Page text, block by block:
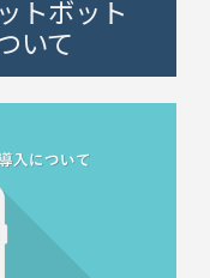
トボット
いて